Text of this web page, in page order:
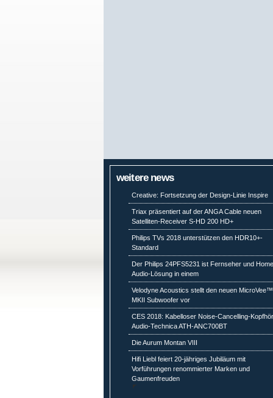
weitere news
Creative: Fortsetzung der Design-Linie Inspire
Triax präsentiert auf der ANGA Cable neuen
Satelliten-Receiver S-HD 200 HD+
Philips TVs 2018 unterstützen den HDR10+-
Standard
Der Philips 24PFS5231 ist Fernseher und
Audio-Lösung in einem
Velodyne Acoustics stellt den neuen MicroVee™
MKII Subwoofer vor
CES 2018: Kabelloser Noise-Cancelling-
Audio-Technica ATH-ANC700BT
Die Aurum Montan VIII
Hifi Liebl feiert 20-jähriges Jubiläum mit
Vorführungen renommierter Marken und
Gaumenfreuden